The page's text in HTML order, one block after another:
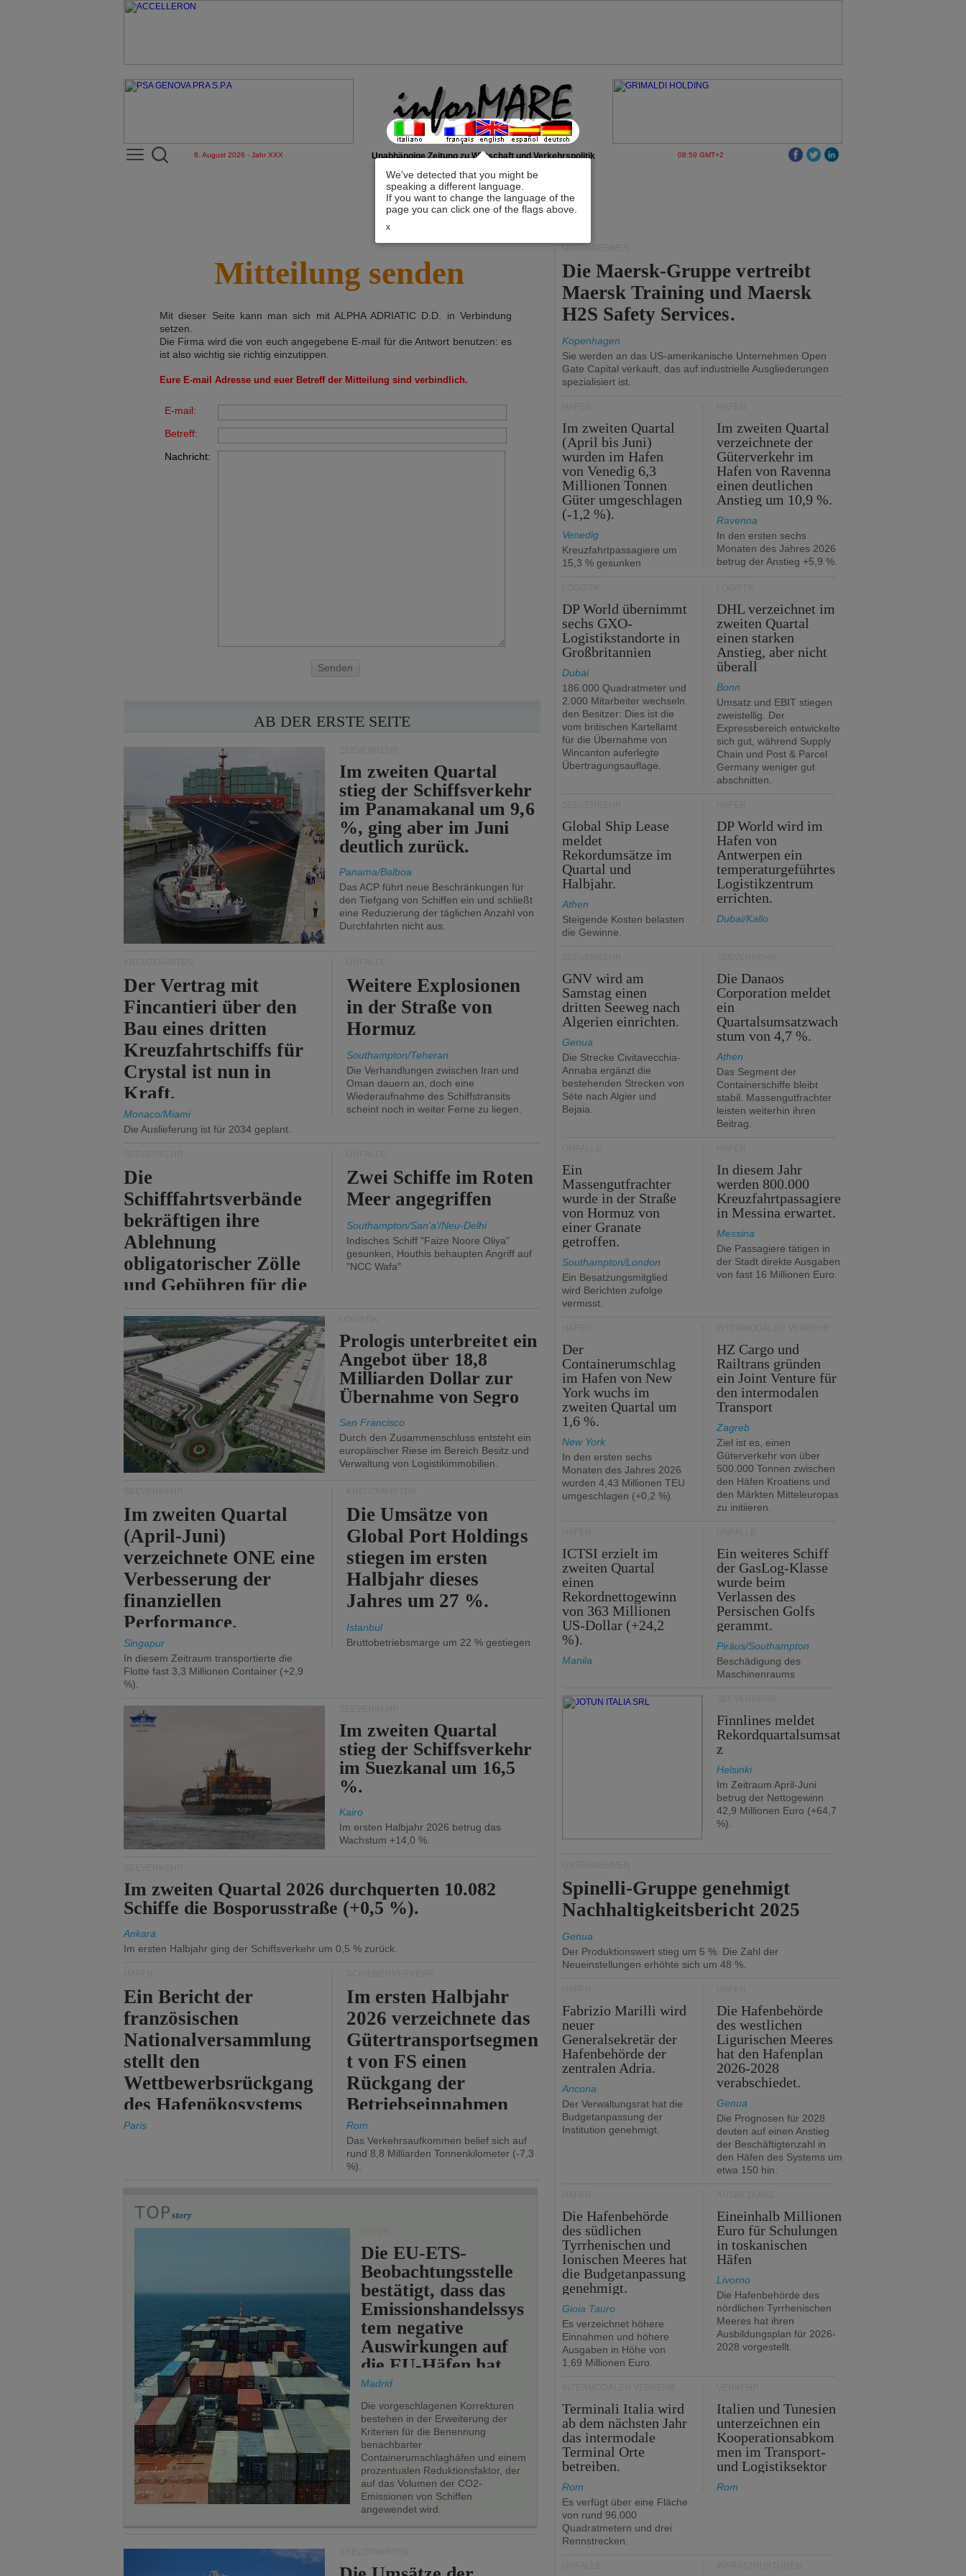
We've detected that you might be
speaking a different language.
If you want to change the language of the
page you can click one of the flags above.
x
8. August 2026 - Jahr XXX Unabhängige Zeitung zu Wirtschaft und Verkehrspolitik 08:59 GMT+2
Mitteilung senden
Mit dieser Seite kann man sich mit ALPHA ADRIATIC D.D.
in Verbindung
setzen.
Die Firma wird die von euch angegebene E-mail für die Antwort benutzen: es
ist also wichtig sie richtig einzutippen.
Eure E-mail Adresse und euer Betreff der Mitteilung sind verbindlich.
E-mail:
Betreff:
Nachricht:
Senden
AB DER ERSTE SEITE
Im zweiten Quartal
stieg der Schiffsverkehr
im Panamakanal um 9,6
%, ging aber im Juni
deutlich zurück.
Panama/Balboa
Das ACP führt neue Beschränkungen für
den Tiefgang von Schiffen ein und schließt
eine Reduzierung der täglichen Anzahl von
Durchfahrten nicht aus.
Der Vertrag mit
Fincantieri über den
Bau eines dritten
Kreuzfahrtschiffs für
Crystal ist nun in
Kraft.
Monaco/Miami
Die Auslieferung ist für 2034 geplant.
Weitere Explosionen
in der Straße von
Hormuz
Southampton/Teheran
Die Verhandlungen zwischen Iran und
Oman dauern an, doch eine
Wiederaufnahme des Schiffstransits
scheint noch in weiter Ferne zu liegen.
Die
Schifffahrtsverbände
bekräftigen ihre
Ablehnung
obligatorischer Zölle
und Gebühren für die
von Hormuz.
Zwei Schiffe im Roten
Meer angegriffen
Southampton/San'a'/Neu-Delhi
Indisches Schiff "Faize Noore Oliya"
gesunken, Houthis behaupten Angriff auf
"NCC Wafa"
Prologis unterbreitet ein
Angebot über 18,8
Milliarden Dollar zur
Übernahme von Segro
San Francisco
Durch den Zusammenschluss entsteht ein
europäischer Riese im Bereich Besitz und
Verwaltung von Logistikimmobilien.
Im zweiten Quartal
(April-Juni)
verzeichnete ONE eine
Verbesserung der
finanziellen
Performance.
Singapur
In diesem Zeitraum transportierte die
Flotte fast 3,3 Millionen Container (+2,9
%).
Die Umsätze von
Global Port Holdings
stiegen im ersten
Halbjahr dieses
Jahres um 27 %.
Istanbul
Bruttobetriebsmarge um 22 % gestiegen
Im zweiten Quartal
stieg der Schiffsverkehr
im Suezkanal um 16,5
%.
Kairo
Im ersten Halbjahr 2026 betrug das
Wachstum +14,0 %.
Im zweiten Quartal 2026 durchquerten 10.082
Schiffe die Bosporusstraße (+0,5 %).
Ankara
Im ersten Halbjahr ging der Schiffsverkehr um 0,5 % zurück.
Ein Bericht der
französischen
Nationalversammlung
stellt den
Wettbewerbsrückgang
des Hafenökosystems
des Staates fest.
Paris
Im ersten Halbjahr
2026 verzeichnete das
Gütertransportsegmen
t von FS einen
Rückgang der
Betriebseinnahmen
um 2,7 %.
Rom
Das Verkehrsaufkommen belief sich auf
rund 8,8 Milliarden Tonnenkilometer (-7,3
%).
Die EU-ETS-
Beobachtungsstelle
bestätigt, dass das
Emissionshandelssys
tem negative
Auswirkungen auf
die EU-Häfen hat.
Madrid
Die vorgeschlagenen Korrekturen
bestehen in der Erweiterung der
Kriterien für die Benennung
benachbarter
Containerumschlaghäfen und einem
prozentualen Reduktionsfaktor, der
auf das Volumen der CO2-
Emissionen von Schiffen
angewendet wird.
UNTERNEHMEN
Die Maersk-Gruppe vertreibt
Maersk Training und Maersk
H2S Safety Services.
Kopenhagen
Sie werden an das US-amerikanische Unternehmen Open
Gate Capital verkauft, das auf industrielle Ausgliederungen
spezialisiert ist.
Im zweiten Quartal
(April bis Juni)
wurden im Hafen
von Venedig 6,3
Millionen Tonnen
Güter umgeschlagen
(-1,2 %).
Venedig
Kreuzfahrtpassagiere um
15,3 % gesunken
Im zweiten Quartal
verzeichnete der
Güterverkehr im
Hafen von Ravenna
einen deutlichen
Anstieg um 10,9 %.
Ravenna
In den ersten sechs
Monaten des Jahres 2026
betrug der Anstieg +5,9 %.
DP World übernimmt
sechs GXO-
Logistikstandorte in
Großbritannien
Dubai
186.000 Quadratmeter und
2.000 Mitarbeiter wechseln
den Besitzer: Dies ist die
vom britischen Kartellamt
für die Übernahme von
Wincanton auferlegte
Übertragungsauflage.
DHL verzeichnet im
zweiten Quartal
einen starken
Anstieg, aber nicht
überall
Bonn
Umsatz und EBIT stiegen
zweistellig. Der
Expressbereich entwickelte
sich gut, während Supply
Chain und Post & Parcel
Germany weniger gut
abschnitten.
Global Ship Lease
meldet
Rekordumsätze im
Quartal und
Halbjahr.
Athen
Steigende Kosten belasten
die Gewinne.
DP World wird im
Hafen von
Antwerpen ein
temperaturgeführtes
Logistikzentrum
errichten.
Dubai/Kallo
GNV wird am
Samstag einen
dritten Seeweg nach
Algerien einrichten.
Genua
Die Strecke Civitavecchia-
Annaba ergänzt die
bestehenden Strecken von
Sète nach Algier und
Bejaia.
Die Danaos
Corporation meldet
ein
Quartalsumsatzwach
stum von 4,7 %.
Athen
Das Segment der
Containerschiffe bleibt
stabil. Massengutfrachter
leisten weiterhin ihren
Beitrag.
Ein
Massengutfrachter
wurde in der Straße
von Hormuz von
einer Granate
getroffen.
Southampton/London
Ein Besatzungsmitglied
wird Berichten zufolge
vermisst.
In diesem Jahr
werden 800.000
Kreuzfahrtpassagiere
in Messina erwartet.
Messina
Die Passagiere tätigen in
der Stadt direkte Ausgaben
von fast 16 Millionen Euro.
Der
Containerumschlag
im Hafen von New
York wuchs im
zweiten Quartal um
1,6 %.
New York
In den ersten sechs
Monaten des Jahres 2026
wurden 4,43 Millionen TEU
umgeschlagen (+0,2 %).
HZ Cargo und
Railtrans gründen
ein Joint Venture für
den intermodalen
Transport
Zagreb
Ziel ist es, einen
Güterverkehr von über
500.000 Tonnen zwischen
den Häfen Kroatiens und
den Märkten Mitteleuropas
zu initiieren.
ICTSI erzielt im
zweiten Quartal
einen
Rekordnettogewinn
von 363 Millionen
US-Dollar (+24,2
%).
Manila
Ein weiteres Schiff
der GasLog-Klasse
wurde beim
Verlassen des
Persischen Golfs
gerammt.
Piräus/Southampton
Beschädigung des
Maschinenraums
Finnlines meldet
Rekordquartalsumsat
z
Helsinki
Im Zeitraum April-Juni
betrug der Nettogewinn
42,9 Millionen Euro (+64,7
%).
Spinelli-Gruppe genehmigt
Nachhaltigkeitsbericht 2025
Genua
Der Produktionswert stieg um 5 %. Die Zahl der
Neueinstellungen erhöhte sich um 48 %.
Fabrizio Marilli wird
neuer
Generalsekretär der
Hafenbehörde der
zentralen Adria.
Ancona
Der Verwaltungsrat hat die
Budgetanpassung der
Institution genehmigt.
Die Hafenbehörde
des westlichen
Ligurischen Meeres
hat den Hafenplan
2026-2028
verabschiedet.
Genua
Die Prognosen für 2028
deuten auf einen Anstieg
der Beschäftigtenzahl in
den Häfen des Systems um
etwa 150 hin.
Die Hafenbehörde
des südlichen
Tyrrhenischen und
Ionischen Meeres hat
die Budgetanpassung
genehmigt.
Gioia Tauro
Es verzeichnet höhere
Einnahmen und höhere
Ausgaben in Höhe von
1,69 Millionen Euro.
Eineinhalb Millionen
Euro für Schulungen
in toskanischen
Häfen
Livorno
Die Hafenbehörde des
nördlichen Tyrrhenischen
Meeres hat ihren
Ausbildungsplan für 2026-
2028 vorgestellt.
Terminali Italia wird
ab dem nächsten Jahr
das intermodale
Terminal Orte
betreiben.
Rom
Es verfügt über eine Fläche
von rund 96.000
Quadratmetern und drei
Rennstrecken.
Italien und Tunesien
unterzeichnen ein
Kooperationsabkom
men im Transport-
und Logistiksektor
Rom